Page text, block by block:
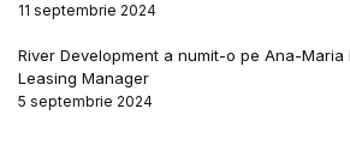
11 septembrie 2024
River Development a numit-o pe Ana-
Leasing Manager
5 septembrie 2024